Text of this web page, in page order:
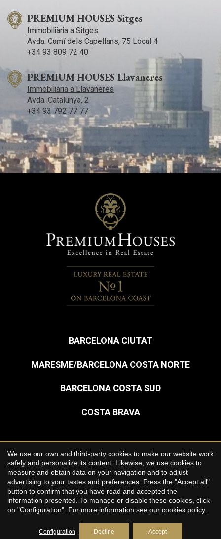
PREMIUM HOUSES Sitges
Immobiliària a Sitges
Avda. Camí­ dels Capellans, 75 Local 4
+34 93 809 72 40
PREMIUM HOUSES Llavaneres
Immobiliària a Llavaneres
Avda. Catalunya, 2
+34 93 792 77 77
BARCELONA CIUTAT
MARESME/BARCELONA COSTA NORTE
BARCELONA COSTA SUD
COSTA BRAVA
Copyright © 2026 Premium Houses
Avís legal
Política de privacitat
Polí­tica de cookies
byiEstrategic
We use our own and third-party cookies to make our website work
safely and personalize its content. Likewise, we use cookies to
measure and obtain data on your navigation and to adjust
advertising to your tastes and preferences. Press the "Accept all"
button to confirm that you have read and accepted the
information presented. To manage or disable these cookies, click
on "Configuration". For more information see our cookies policy.
Configuration Decline Accept
Save configuration Accept all